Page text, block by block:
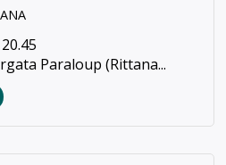
Paraloup (Rittana...